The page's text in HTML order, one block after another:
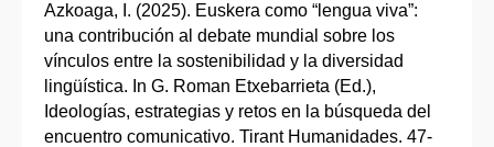
Azkoaga, I. (2025). Euskera como “lengua viva”:
una contribución al debate mundial sobre los
vínculos entre la sostenibilidad y la diversidad
lingüística. In G. Roman Etxebarrieta (Ed.),
Ideologías, estrategias y retos en la búsqueda del
encuentro comunicativo. Tirant Humanidades. 47-